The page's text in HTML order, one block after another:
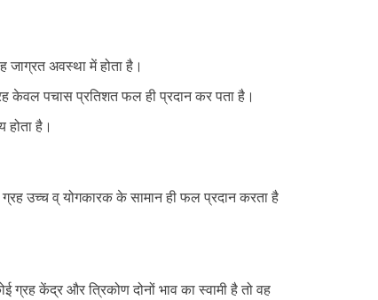
जाग्रत अवस्था में होता है।
केवल पचास प्रतिशत फल ही प्रदान कर पता है।
है।
ग्रह उच्च व् योगकारक के सामान ही फल प्रदान करता है
केंद्र और त्रिकोण दोनों भाव का स्वामी है तो वह